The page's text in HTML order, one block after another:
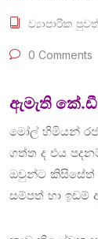
ව්‍යාපාරික
0 Comments
ඇමැති
මෝල් හිමියන්
ගත්ත ද එය
ඔවුන්ට කිසිසේත්
සම්පත් හා ඉඩම්